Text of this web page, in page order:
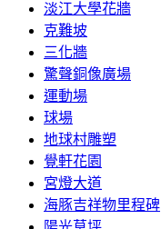
淡江大學花牆
克難坡
三化牆
驚聲銅像廣場
運動場
球場
地球村雕塑
覺軒花園
宮燈大道
海豚吉祥物里程碑